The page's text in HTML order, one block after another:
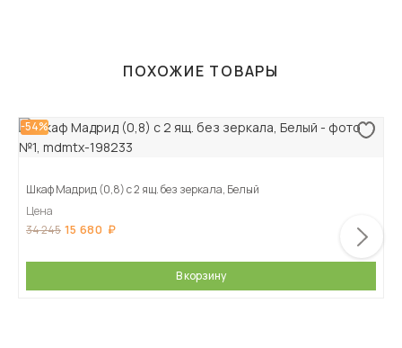
ПОХОЖИЕ ТОВАРЫ
-54%
Шкаф Мадрид (0,8) с 2 ящ. без зеркала, Белый
Цена
34 245 15 680
В корзину